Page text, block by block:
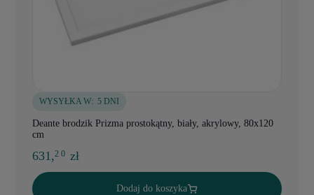
WYSYŁKA W: 5 DNI
Deante brodzik Prizma prostokątny, biały, akrylowy, 80x120
cm
631,2 0 zł
Dodaj do koszyka